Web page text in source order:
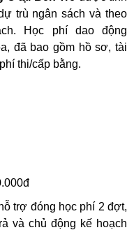
trù ngân sách và theo
Học phí dao động
đã bao gồm hồ sơ, tài
thi/cấp bằng.
trợ đóng học phí 2 đợt,
và chủ động kế hoạch